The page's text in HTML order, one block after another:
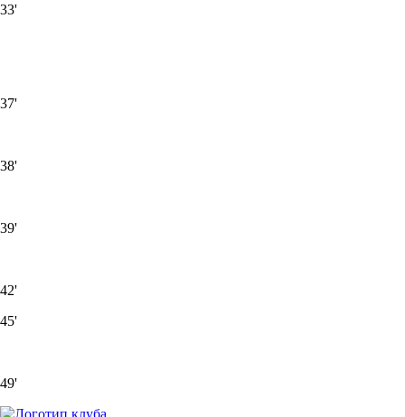
33'
37'
38'
39'
42'
45'
49'